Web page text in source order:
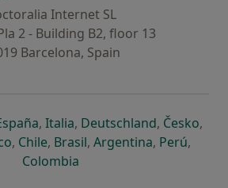
Internet SL
2 - Building B2, floor 13
Barcelona, Spain
separador
num novo separador
abre num novo separador
, Italiaabre num novo
, Deutschlandabre num
, Česko,
novo separador
abre num novo separador
, Chileabre num novo separador
, Brasilabre num novo
, Argentinaabre num
, Perúabre
,
Colombia